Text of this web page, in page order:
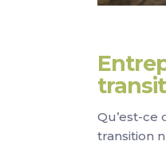
Qu’est-ce
transition